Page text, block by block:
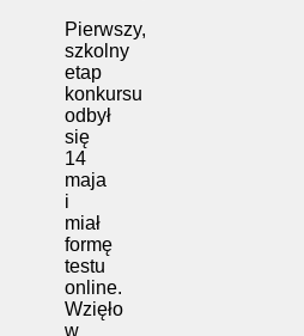
Pierwszy,
szkolny
etap
konkursu
odbył
się
14
maja
i
miał
formę
testu
online.
Wzięło
w